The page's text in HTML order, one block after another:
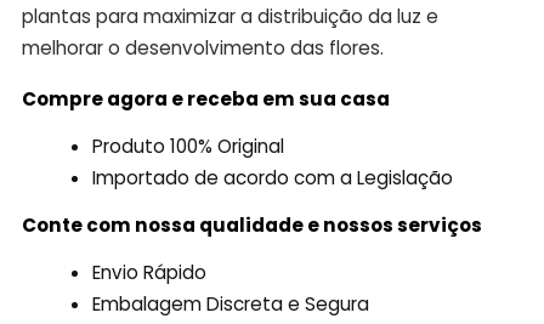
plantas para maximizar a distribuição da luz e
melhorar o desenvolvimento das flores.
Compre agora e receba em sua casa
Produto 100% Original
Importado de acordo com a Legislação
Conte com nossa qualidade e nossos serviços
Envio Rápido
Embalagem Discreta e Segura